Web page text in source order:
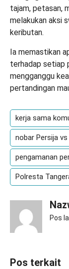
tajam, petasan,
melakukan aksi
keributan.
Ia memastikan
terhadap setiap
mengganggu
pertandingan
kerja sama
nobar Persija
pengamanan
Polresta
Pos
Pos terkait